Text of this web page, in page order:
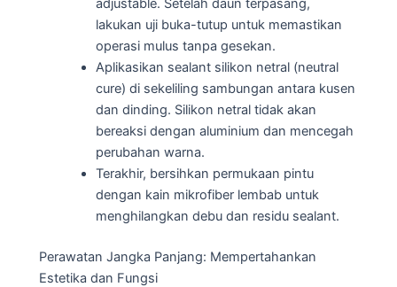
adjustable. Setelah daun terpasang,
lakukan uji buka-tutup untuk memastikan
operasi mulus tanpa gesekan.
Aplikasikan sealant silikon netral (neutral
cure) di sekeliling sambungan antara kusen
dan dinding. Silikon netral tidak akan
bereaksi dengan aluminium dan mencegah
perubahan warna.
Terakhir, bersihkan permukaan pintu
dengan kain mikrofiber lembab untuk
menghilangkan debu dan residu sealant.
Perawatan Jangka Panjang: Mempertahankan
Estetika dan Fungsi